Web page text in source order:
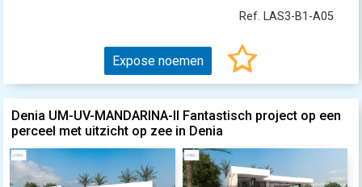
Ref. LAS3-B1-A05
Expose noemen
Denia UM-UV-MANDARINA-II Fantastisch project op een
perceel met uitzicht op zee in Denia